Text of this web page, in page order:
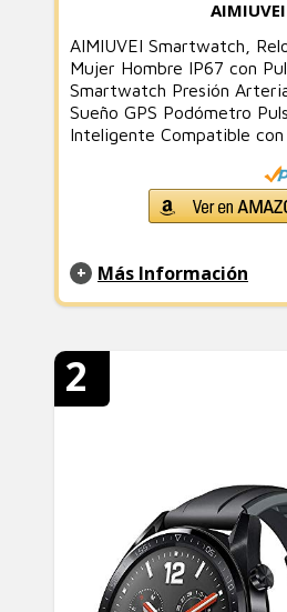
AIMIUVEI
AIMIUVEI Smartwatch,
Mujer Hombre IP67 con
Smartwatch Presión
Sueño GPS Podómetro
Inteligente Compatible con
Más Información
2